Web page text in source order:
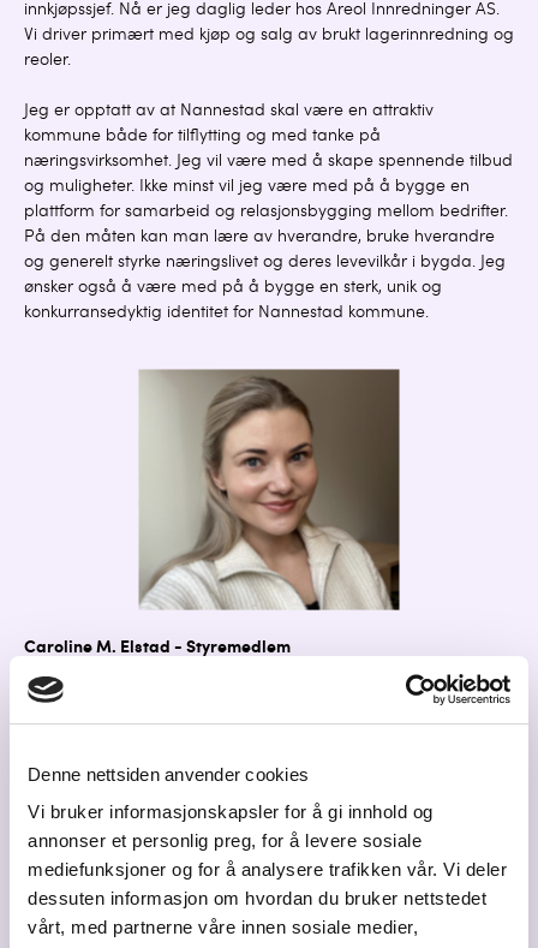
Denne nettsiden anvender cookies
Vi bruker informasjonskapsler for å gi innhold og
annonser et personlig preg, for å levere sosiale
mediefunksjoner og for å analysere trafikken vår. Vi deler
dessuten informasjon om hvordan du bruker nettstedet
vårt, med partnerne våre innen sosiale medier,
innkjøpssjef. Nå er jeg daglig leder hos Areol Innredninger AS.
Vi driver primært med kjøp og salg av brukt lagerinnredning og
reoler.
Jeg er opptatt av at Nannestad skal være en attraktiv
kommune både for tilflytting og med tanke på
næringsvirksomhet. Jeg vil være med å skape spennende tilbud
og muligheter. Ikke minst vil jeg være med på å bygge en
plattform for samarbeid og relasjonsbygging mellom bedrifter.
På den måten kan man lære av hverandre, bruke hverandre
og generelt styrke næringslivet og deres levevilkår i bygda. Jeg
ønsker også å være med på å bygge en sterk, unik og
konkurransedyktig identitet for Nannestad kommune.
Caroline M. Elstad - Styremedlem
Jeg jobber i Elstad Oljesenter. Bedriften har nettopp flyttet til
Gardermoen Vest Næringspark, noe jeg er veldig glad for!
mer utvikling i flere retninger derfor syns jeg det er spennende
å få være engasjert i Nannestad Næringslivsforum.